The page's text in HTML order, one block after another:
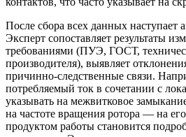
После сбора всех данных наступает
Эксперт сопоставляет результаты
требованиями (ПУЭ, ГОСТ,
производителя), выявляет
причинно-следственные связи.
потребляемый ток в сочетании с
указывать на межвитковое
на частоте вращения ротора — на
продуктом работы становится